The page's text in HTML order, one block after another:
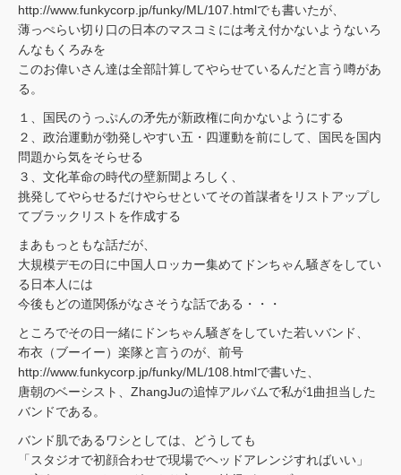
http://www.funkycorp.jp/funky/ML/107.htmlでも書いたが、
薄っぺらい切り口の日本のマスコミには考え付かないようないろ
んなもくろみを
このお偉いさん達は全部計算してやらせているんだと言う噂があ
る。
１、国民のうっぷんの矛先が新政権に向かないようにする
２、政治運動が勃発しやすい五・四運動を前にして、国民を国内
問題から気をそらせる
３、文化革命の時代の壁新聞よろしく、
挑発してやらせるだけやらせといてその首謀者をリストアップし
てブラックリストを作成する
まあもっともな話だが、
大規模デモの日に中国人ロッカー集めてドンちゃん騒ぎをしてい
る日本人には
今後もどの道関係がなさそうな話である・・・
ところでその日一緒にドンちゃん騒ぎをしていた若いバンド、
布衣（ブーイー）楽隊と言うのが、前号
http://www.funkycorp.jp/funky/ML/108.htmlで書いた、
唐朝のベーシスト、ZhangJuの追悼アルバムで私が1曲担当した
バンドである。
バンド肌であるワシとしては、どうしても
「スタジオで初顔合わせで現場でヘッドアレンジすればいい」